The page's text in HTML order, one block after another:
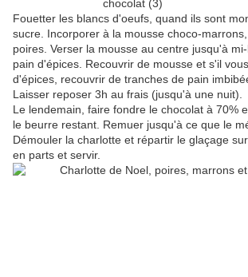
Fouetter les blancs d'oeufs, quand ils sont
sucre. Incorporer à la mousse choco-
poires. Verser la mousse au centre jusqu'à
pain d'épices. Recouvrir de mousse et s'il
d'épices, recouvrir de tranches de pain
Laisser reposer 3h au frais (jusqu'à une nuit).
Le lendemain, faire fondre le chocolat à 70%
le beurre restant. Remuer jusqu'à ce que le
Démouler la charlotte et répartir le glaçage
en parts et servir.